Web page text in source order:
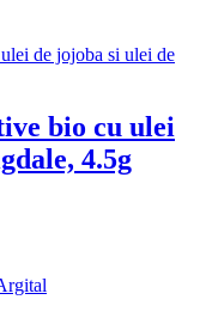
bio cu ulei
4.5g